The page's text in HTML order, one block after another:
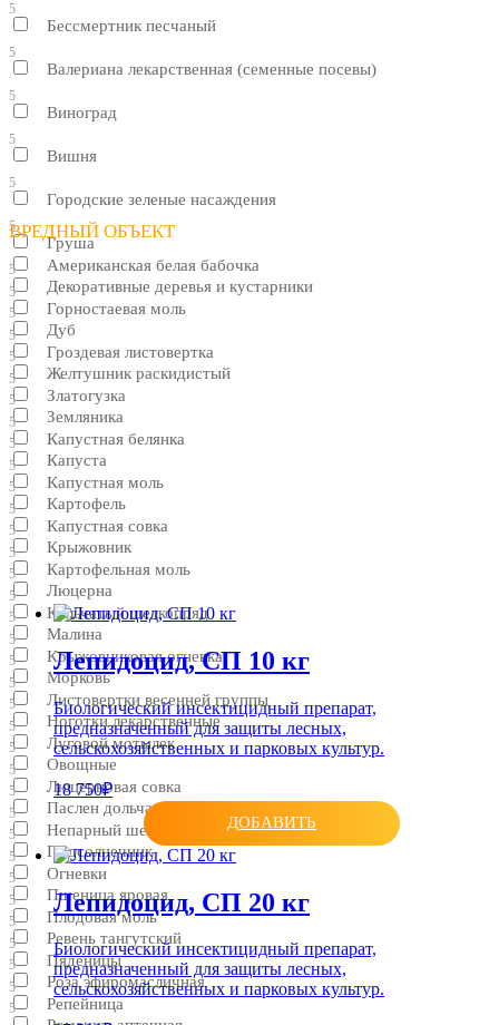
5
Бессмертник песчаный
5
Валериана лекарственная (семенные посевы)
5
Виноград
5
Вишня
5
Городские зеленые насаждения
5
Груша
5
Декоративные деревья и кустарники
5
Дуб
5
Желтушник раскидистый
5
Земляника
5
Капуста
5
Картофель
5
Крыжовник
5
Люцерна
5
Малина
5
Морковь
5
Ноготки лекарственные
5
Овощные
5
Паслен дольчатый
5
Подсолнечник
5
Пшеница яровая
5
Ревень тангутский
5
Роза эфиромасличная
5
ВРЕДНЫЙ ОБЪЕКТ
Американская белая бабочка
5
Горностаевая моль
5
Гроздевая листовертка
5
Златогузка
5
Капустная белянка
5
Капустная моль
5
Капустная совка
5
Картофельная моль
5
Кольчатый шелкопряд
5
Крыжовниковая огневка
5
Листовертки весенней группы
5
Луговой мотылек
5
Люцерновая совка
5
Непарный шелкопряд
5
Огневки
5
Плодовая моль
5
Пяденицы
5
Репейница
Лепидоцид, CП 10 кг
Биологический инсектицидный препарат,
предназначенный для защиты лесных,
сельскохозяйственных и парковых культур.
18 750₽
ДОБАВИТЬ
Лепидоцид, CП 20 кг
Биологический инсектицидный препарат,
предназначенный для защиты лесных,
сельскохозяйственных и парковых культур.